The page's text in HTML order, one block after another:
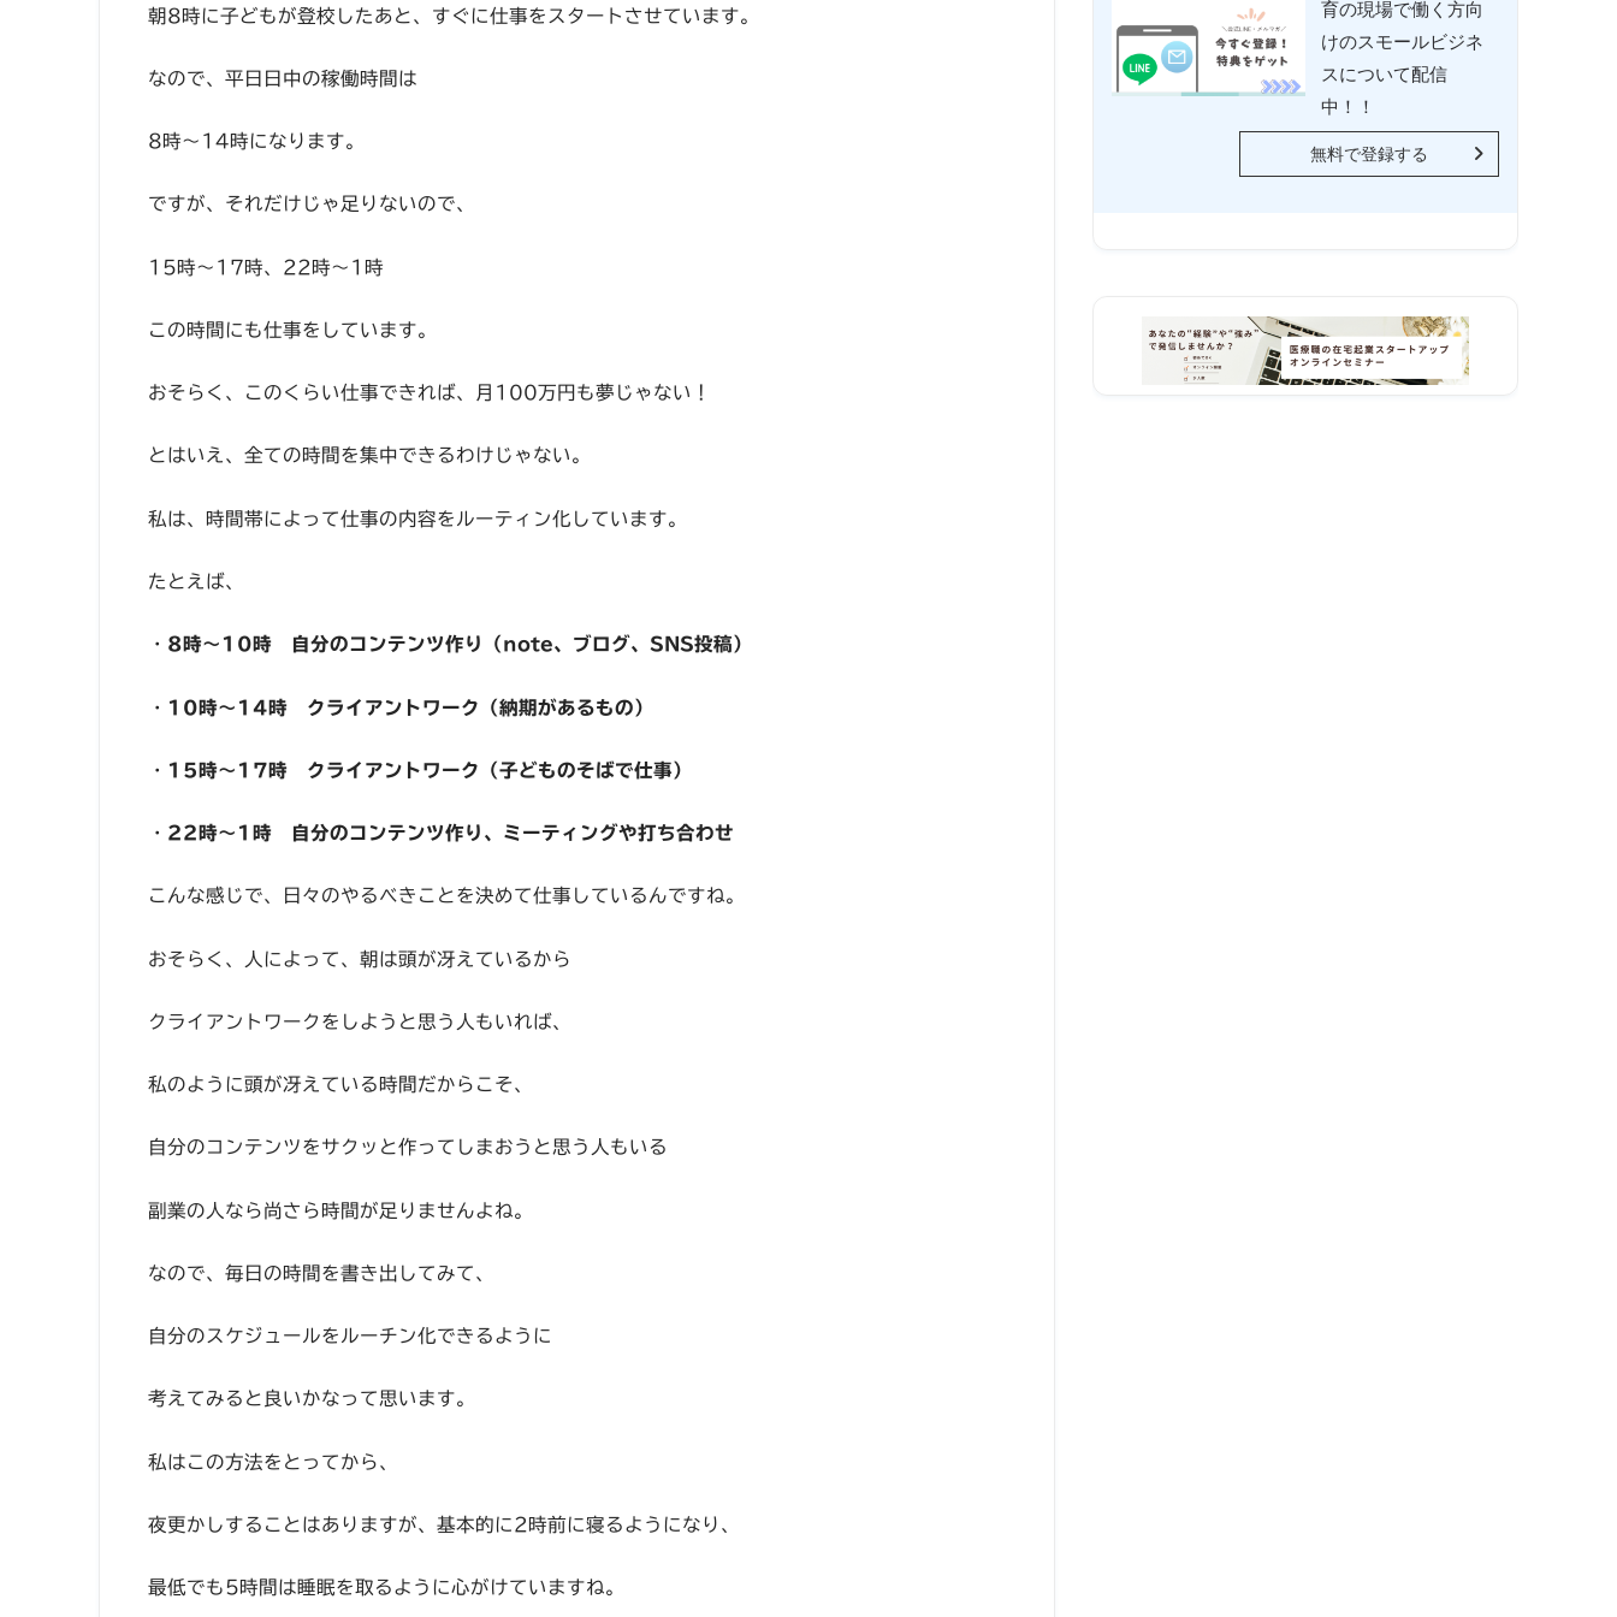
朝8時に子どもが登校したあと、すぐに仕事をスタートさせています。
なので、平日日中の稼働時間は
8時〜14時になります。
ですが、それだけじゃ足りないので、
15時〜17時、22時〜1時
この時間にも仕事をしています。
おそらく、このくらい仕事できれば、月100万円も夢じゃない！
とはいえ、全ての時間を集中できるわけじゃない。
私は、時間帯によって仕事の内容をルーティン化しています。
たとえば、
・ 8時〜10時 自分のコンテンツ作り（note、ブログ、SNS投稿）
・ 10時〜14時 クライアントワーク（納期があるもの）
・ 15時〜17時 クライアントワーク（子どものそばで仕事）
・ 22時〜1時 自分のコンテンツ作り、ミーティングや打ち合わせ
こんな感じで、日々のやるべきことを決めて仕事しているんですね。
おそらく、人によって、朝は頭が冴えているから
クライアントワークをしようと思う人もいれば、
私のように頭が冴えている時間だからこそ、
自分のコンテンツをサクッと作ってしまおうと思う人もいる
副業の人なら尚さら時間が足りませんよね。
なので、毎日の時間を書き出してみて、
自分のスケジュールをルーチン化できるように
考えてみると良いかなって思います。
私はこの方法をとってから、
夜更かしすることはありますが、基本的に2時前に寝るようになり、
最低でも5時間は睡眠を取るように心がけていますね。
育の現場で働く方向
けのスモールビジネ
スについて配信
中！！
無料で登録する